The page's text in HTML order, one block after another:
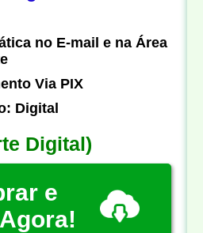
no E-mail e na Área
Via PIX
Digital
Digital)
e